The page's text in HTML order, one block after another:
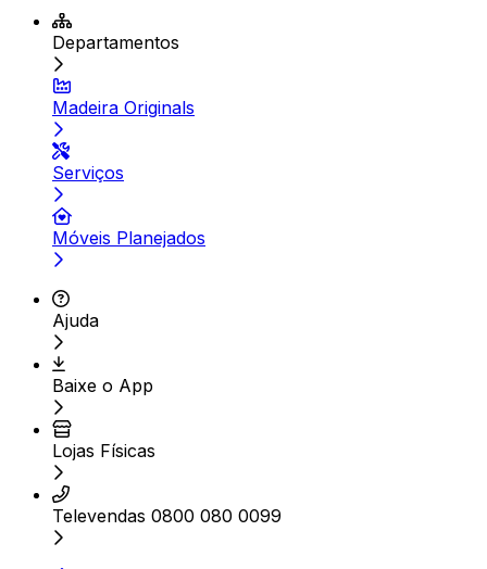
Departamentos
Madeira Originals
Serviços
Móveis Planejados
Ajuda
Baixe o App
Lojas Físicas
Televendas 0800 080 0099